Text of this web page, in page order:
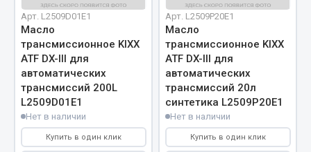
Двигатель
Подвеска
Система питания
Система выпуска газа
Система охлаждения
Сцепление
Показать ещё
Арт. L2509D01E1
Масло
трансмиссионное KIXX
ATF DX-III для
автоматических
трансмиссий 200L
L2509D01E1
Нет в наличии
Купить в один клик
Арт. L2509P20E1
Масло
трансмиссионное KIXX
ATF DX-III для
автоматических
трансмиссий 20л
синтетика L2509P20E1
Нет в наличии
Купить в один клик